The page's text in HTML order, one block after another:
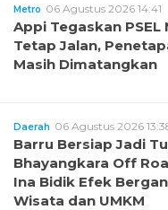
Metro 06 Agustus 2026 14:41
Appi Tegaskan PSEL
Tetap Jalan,
Masih Dimatangkan
Daerah 06 Agustus 2026
Barru Bersiap Jadi
Bhayangkara Off
Ina Bidik Efek
Wisata dan UMKM